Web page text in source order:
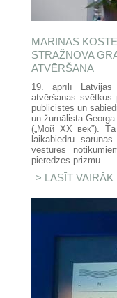
MARINAS
STRAŽNOVA
ATVĒRŠANA
19. aprīlī Latvijas
atvēršanas svētkus
publicistes un
un žurnālista
(„Мой ХХ век”).
laikabiedru
vēstures
pieredzes prizmu.
LASĪT VAIRĀK